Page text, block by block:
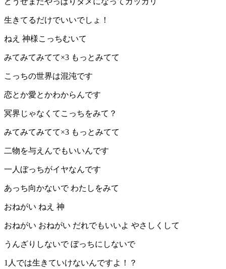
生きてるだけでいいでしょ！
ねえ 神様こっちむいて
みてみてみてて×3 もっとみてて
こっちの世界は混沌です
恋とか愛とかわからんです
冥界じゃなくてこっちをみて？
みてみてみてて×3 もっとみてて
二物を与えんでもいいんです
一人ぼっちがイヤなんです
あっち向かないで わたしをみて
おねがい ねえ 神
おねがい おねがい だれでもいいよ やさしくして
うんざりしないで ぼっちにしないで
1人では生きていけないんですよ！？